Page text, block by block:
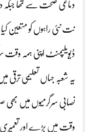
دماغی صحت سے تھا جبکہ
نت نئی راہوں کو متعین کیا۔
ڈیویلپمنٹ اپنی ہمہ وقت
یہ شعبہ جہاں تعلیمی ترقی
نصابی سرگرمیوں میں
وقت میں بڑے اور تعمیری